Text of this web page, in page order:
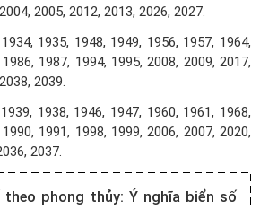
2005, 2012, 2013, 2026, 2027.
1935, 1948, 1949, 1956, 1957, 1964,
1987, 1994, 1995, 2008, 2009, 2017,
2039.
1938, 1946, 1947, 1960, 1961, 1968,
1991, 1998, 1999, 2006, 2007, 2020,
2037.
theo phong thủy: Ý nghĩa biển số